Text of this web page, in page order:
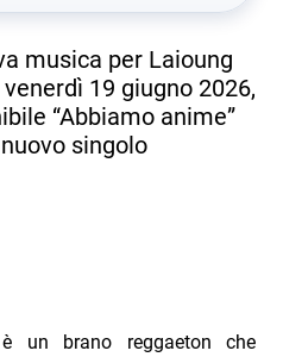
musica per Laioung
19 giugno 2026,
“Abbiamo anime”
singolo
un brano reggaeton che